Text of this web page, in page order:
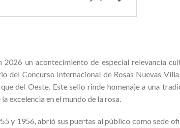
un acontecimiento de especial relevancia
del Concurso Internacional de Rosas Nuevas
del Oeste. Este sello rinde homenaje a una
excelencia en el mundo de la rosa.
y 1956, abrió sus puertas al público como sede